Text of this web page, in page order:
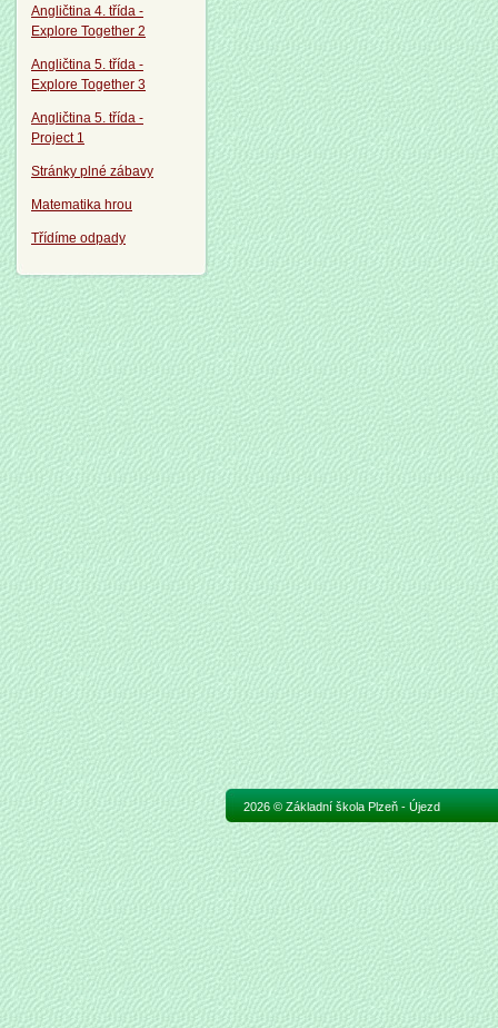
Angličtina 4. třída -
Explore Together 2
Angličtina 5. třída -
Explore Together 3
Angličtina 5. třída -
Project 1
Stránky plné zábavy
Matematika hrou
Třídíme odpady
2026 © Základní škola Plzeň - Újezd